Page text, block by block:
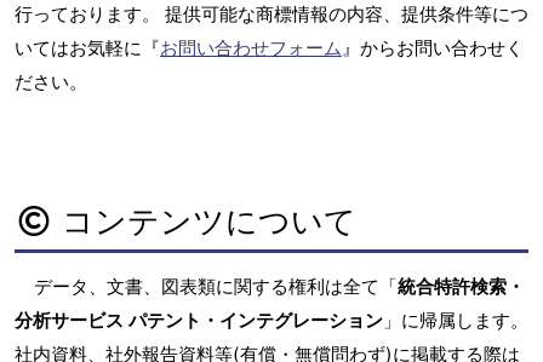
行っております。 提供可能な商標情報の内容、提供条件等につ
いてはお気軽に『お問い合わせフォーム』からお問い合わせく
ださい。
コンテンツについて
データ、文書、図表類に関する権利は全て「統合特許検索・
分析サービス パテント・インテグレーション 」に帰属します。
社内資料、社外報告資料等(有償・無償問わず)に掲載する際は